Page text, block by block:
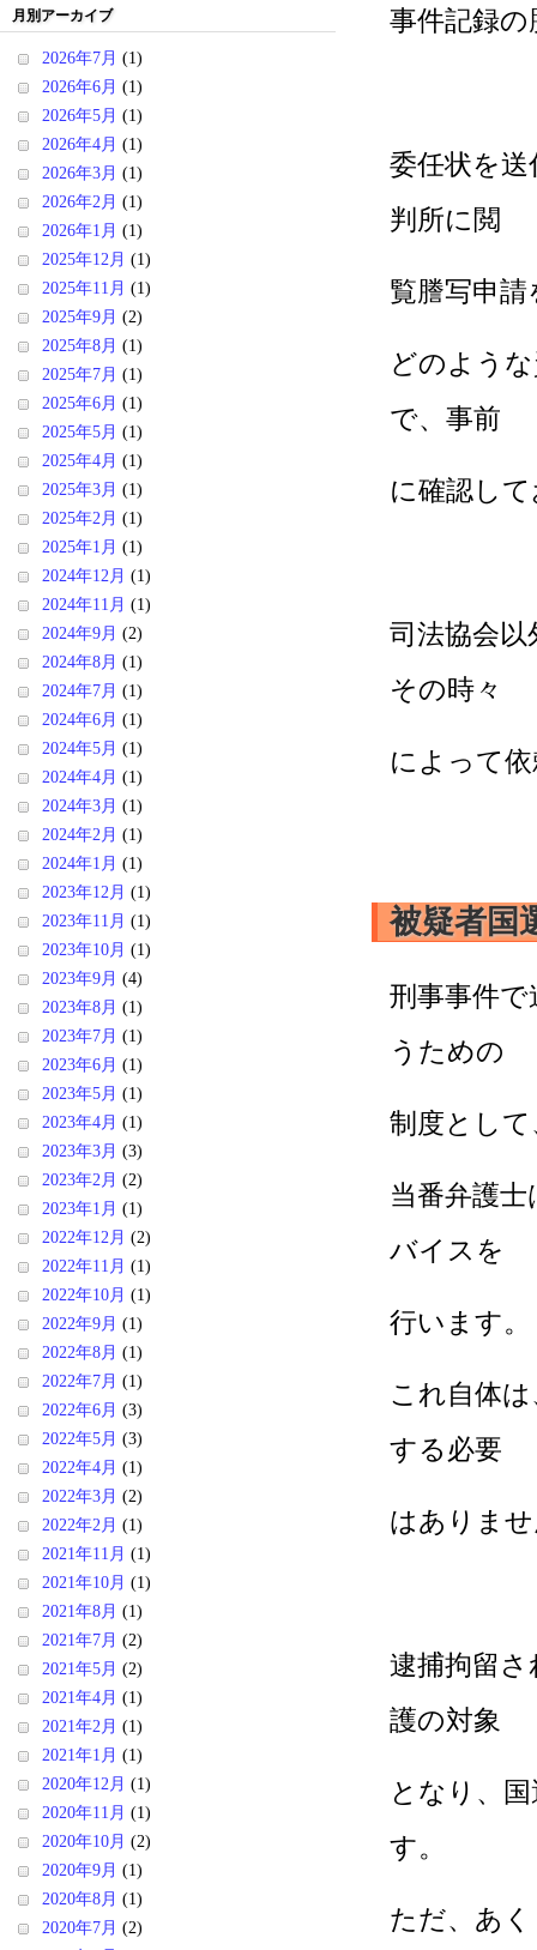
事件記録
委任状を
判所に閲
覧謄写申
どのよう
で、事前
に確認し
司法協会
その時々
によって
被疑者国
刑事事件
うための
制度とし
当番弁護
バイスを
行います。
これ自体
する必要
はありま
逮捕拘留
護の対象
となり、
す。
ただ、あ
月別アーカイブ
2026年7月 (1)
2026年6月 (1)
2026年5月 (1)
2026年4月 (1)
2026年3月 (1)
2026年2月 (1)
2026年1月 (1)
2025年12月 (1)
2025年11月 (1)
2025年9月 (2)
2025年8月 (1)
2025年7月 (1)
2025年6月 (1)
2025年5月 (1)
2025年4月 (1)
2025年3月 (1)
2025年2月 (1)
2025年1月 (1)
2024年12月 (1)
2024年11月 (1)
2024年9月 (2)
2024年8月 (1)
2024年7月 (1)
2024年6月 (1)
2024年5月 (1)
2024年4月 (1)
2024年3月 (1)
2024年2月 (1)
2024年1月 (1)
2023年12月 (1)
2023年11月 (1)
2023年10月 (1)
2023年9月 (4)
2023年8月 (1)
2023年7月 (1)
2023年6月 (1)
2023年5月 (1)
2023年4月 (1)
2023年3月 (3)
2023年2月 (2)
2023年1月 (1)
2022年12月 (2)
2022年11月 (1)
2022年10月 (1)
2022年9月 (1)
2022年8月 (1)
2022年7月 (1)
2022年6月 (3)
2022年5月 (3)
2022年4月 (1)
2022年3月 (2)
2022年2月 (1)
2021年11月 (1)
2021年10月 (1)
2021年8月 (1)
2021年7月 (2)
2021年5月 (2)
2021年4月 (1)
2021年2月 (1)
2021年1月 (1)
2020年12月 (1)
2020年11月 (1)
2020年10月 (2)
2020年9月 (1)
2020年8月 (1)
2020年7月 (2)